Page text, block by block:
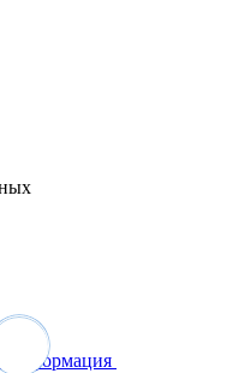
Информация